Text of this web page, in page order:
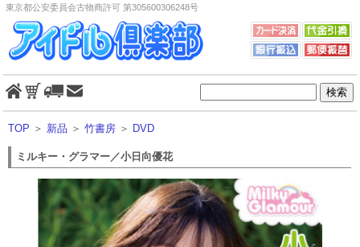
東京都公安委員会古物商許可 第305600306248号
TOP ＞ 新品 ＞竹書房 ＞ DVD
ミルキー・グラマー／小日向優花